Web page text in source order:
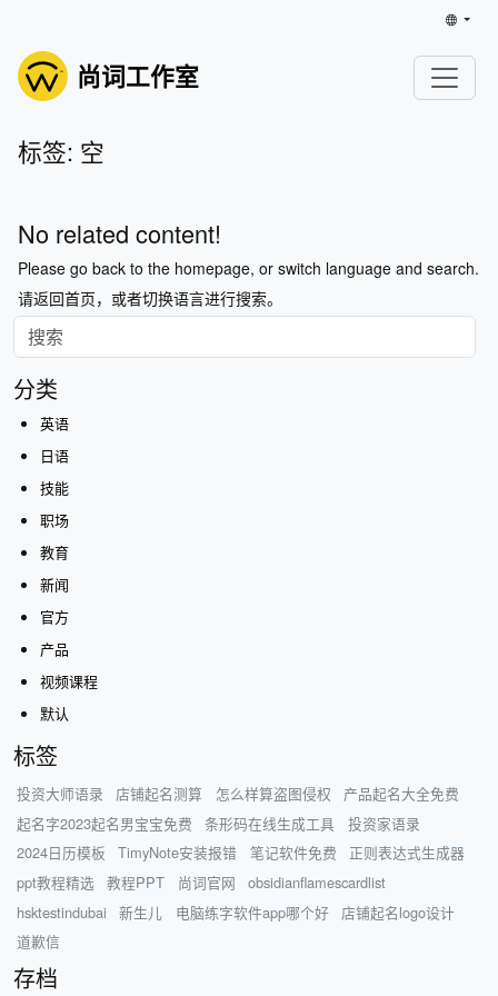
尚词工作室
标签: 空
No related content!
Please go back to the homepage, or switch language and search.
请返回首页，或者切换语言进行搜索。
分类
英语
日语
技能
职场
教育
新闻
官方
产品
视频课程
默认
标签
投资大师语录 店铺起名测算 怎么样算盗图侵权
产品起名大全免费
起名字2023起名男宝宝免费
条形码在线生成工具
投资家语录
2024日历模板
TimyNote安装报错 笔记软件免费
正则表达式生成器
ppt教程精选
教程PPT 尚词官网
obsidianflamescardlist
hsktestindubai
新生儿 电脑练字软件app哪个好
店铺起名logo设计
道歉信
存档